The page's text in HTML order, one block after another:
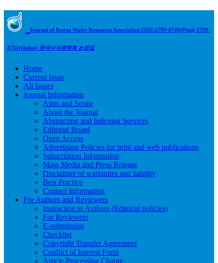
Journal of Korea Water Resources Association ISSN:2799-8746(Print) 2799-
8754(Online) 한국수자원학회 논문집
Home
Current Issue
All Issues
Journal Information
Aims and Scope
About the Journal
Abstracting and Indexing Services
Editorial Board
Open Access
Advertising Policies for print and web publications
Subscription Information
Mass Media and Press Release
Disclaimer of warranties and liability
Best Practice
Contact Information
For Authors and Reviewers
Instruction to Authors (Editorial policies)
For Reviewers
E-submission
Checklist
Copyright Transfer Agreement
Conflict of Interest Form
Article Processing Charge